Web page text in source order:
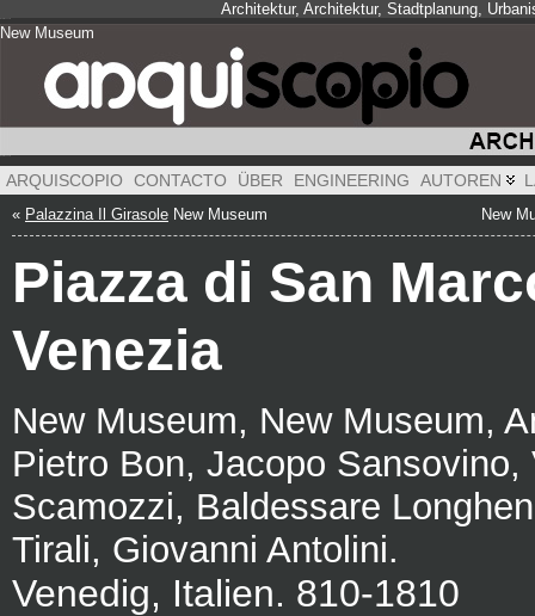
Architektur, Architektur, Stadtplanung,
New Museum
ARQUISCOPIO CONTACTO ÜBER ENGINEERING AUTOREN
« Palazzina Il Girasole New Museum New
Piazza di San
Venezia
New Museum, New Museum,
Pietro Bon, Jacopo Sansovino,
Scamozzi, Baldessare
Tirali, Giovanni Antolini.
Venedig, Italien. 810-1810